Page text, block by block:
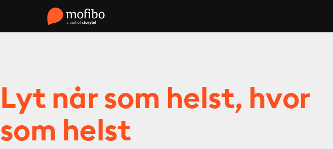
Lyt når som helst, hvor
som helst